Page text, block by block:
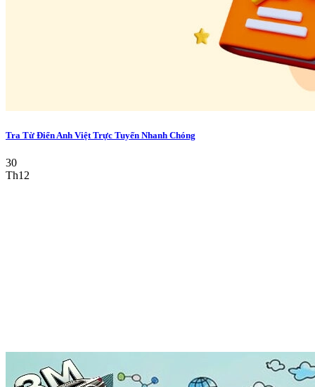
Tra Từ Điển Anh Việt Trực Tuyến Nhanh Chóng
30
Th12